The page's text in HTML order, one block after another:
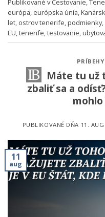
Publikované vCestovanie,
európa, európska únia,
let, ostrov tenerife,podmienky,
EU,tenerife,testovanie,
Máte tu už
zbaliť sa a
PUBLIKOVANÉ DŇA 11.
11
aug